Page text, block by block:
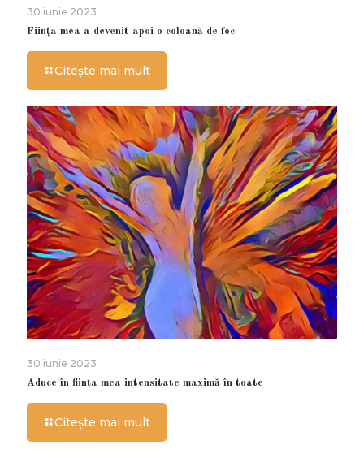
30 iunie 2023
Ființa mea a devenit apoi o coloană de foc
Citește mai mult
30 iunie 2023
Aduce în ființa mea intensitate maximă în toate
Citește mai mult